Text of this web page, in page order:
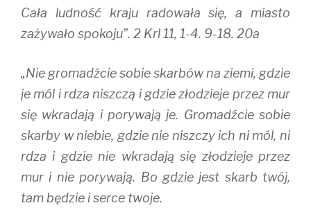
Cała ludność kraju radowała się, a miasto
zażywało spokoju”. 2 Krl 11, 1-4. 9-18. 20a
„Nie gromadźcie sobie skarbów na ziemi, gdzie
je mól i rdza niszczą i gdzie złodzieje przez mur
się wkradają i porywają je. Gromadźcie sobie
skarby w niebie, gdzie nie niszczy ich ni mól, ni
rdza i gdzie nie wkradają się złodzieje przez
mur i nie porywają. Bo gdzie jest skarb twój,
tam będzie i serce twoje.